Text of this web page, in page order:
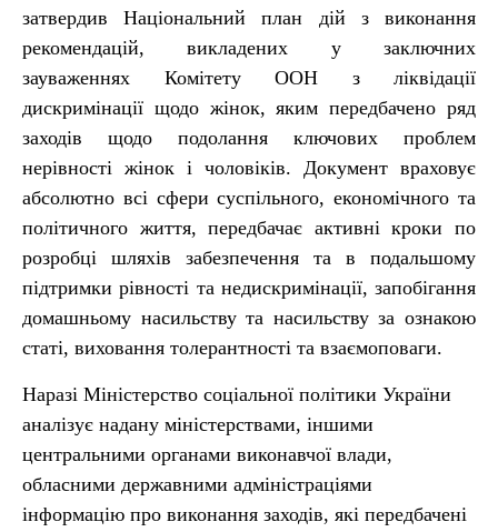
затвердив Національний план дій з виконання
рекомендацій, викладених у заключних
зауваженнях Комітету ООН з ліквідації
дискримінації щодо жінок, яким передбачено ряд
заходів щодо подолання ключових проблем
нерівності жінок і чоловіків. Документ враховує
абсолютно всі сфери суспільного, економічного та
політичного життя, передбачає активні кроки по
розробці шляхів забезпечення та в подальшому
підтримки рівності та недискримінації, запобігання
домашньому насильству та насильству за ознакою
статі, виховання толерантності та взаємоповаги.
Наразі Міністерство соціальної політики України
аналізує надану міністерствами, іншими
центральними органами виконавчої влади,
обласними державними адміністраціями
інформацію про виконання заходів, які передбачені